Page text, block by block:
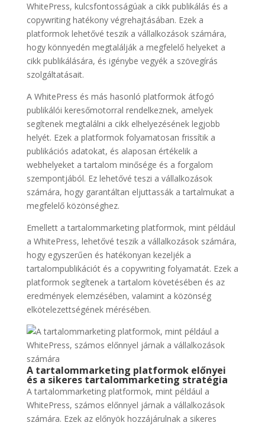
WhitePress, kulcsfontosságúak a cikk publikálás és a
copywriting hatékony végrehajtásában. Ezek a
platformok lehetővé teszik a vállalkozások számára,
hogy könnyedén megtalálják a megfelelő helyeket a
cikk publikálására, és igénybe vegyék a szövegírás
szolgáltatásait.
A WhitePress és más hasonló platformok átfogó
publikálói keresőmotorral rendelkeznek, amelyek
segítenek megtalálni a cikk elhelyezésének legjobb
helyét. Ezek a platformok folyamatosan frissítik a
publikációs adatokat, és alaposan értékelik a
webhelyeket a tartalom minősége és a forgalom
szempontjából. Ez lehetővé teszi a vállalkozások
számára, hogy garantáltan eljuttassák a tartalmukat a
megfelelő közönséghez.
Emellett a tartalommarketing platformok, mint például
a WhitePress, lehetővé teszik a vállalkozások számára,
hogy egyszerűen és hatékonyan kezeljék a
tartalompublikációt és a copywriting folyamatát. Ezek a
platformok segítenek a tartalom követésében és az
eredmények elemzésében, valamint a közönség
elkötelezettségének mérésében.
A tartalommarketing platformok előnyei
és a sikeres tartalommarketing stratégia
A tartalommarketing platformok, mint például a
WhitePress, számos előnnyel járnak a vállalkozások
számára. Ezek az előnyök hozzájárulnak a sikeres